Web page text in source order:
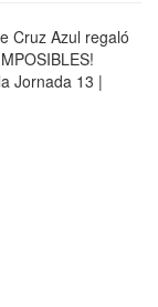
Cruz Azul regaló
Jornada 13 |